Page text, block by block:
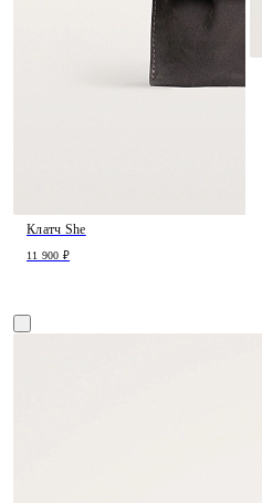
Клатч She
11 900 ₽